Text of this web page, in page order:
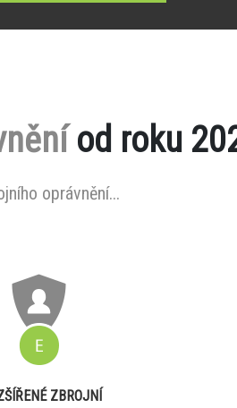
od roku
oprávnění...
ZBROJNÍ